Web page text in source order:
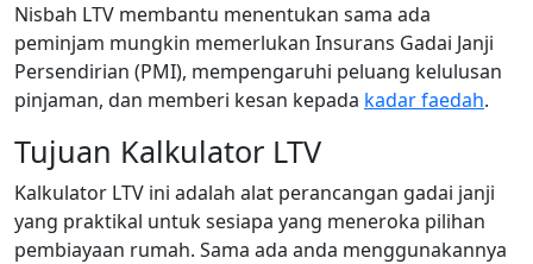
Nisbah LTV membantu menentukan sama ada
peminjam mungkin memerlukan Insurans Gadai Janji
Persendirian (PMI), mempengaruhi peluang kelulusan
pinjaman, dan memberi kesan kepada kadar faedah.
Tujuan Kalkulator LTV
Kalkulator LTV ini adalah alat perancangan gadai janji
yang praktikal untuk sesiapa yang meneroka pilihan
pembiayaan rumah. Sama ada anda menggunakannya